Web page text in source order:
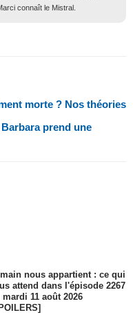
connaît le Mistral.
morte ? Nos théories
prend une
nous appartient : ce qui
attend dans l'épisode 2267
mardi 11 août 2026